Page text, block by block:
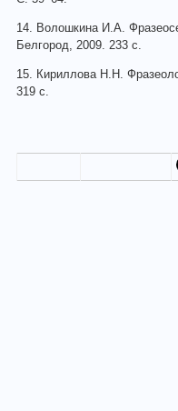
14. Волошкина И.А.
Белгород, 2009. 233 с.
15. Кириллова Н.Н.
319 с.